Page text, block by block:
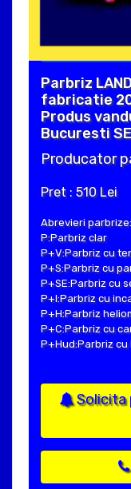
Parbriz LAND
fabricatie
Produs
Bucuresti
Producator
Pret : 510 Lei
Abrevieri parbrize:
P:Parbriz clar
P+V:Parbriz cu
P+S:Parbriz cu
P+SE:Parbriz cu
P+I:Parbriz cu
P+H:Parbriz
P+C:Parbriz cu
P+Hud:Parbriz
Solicita